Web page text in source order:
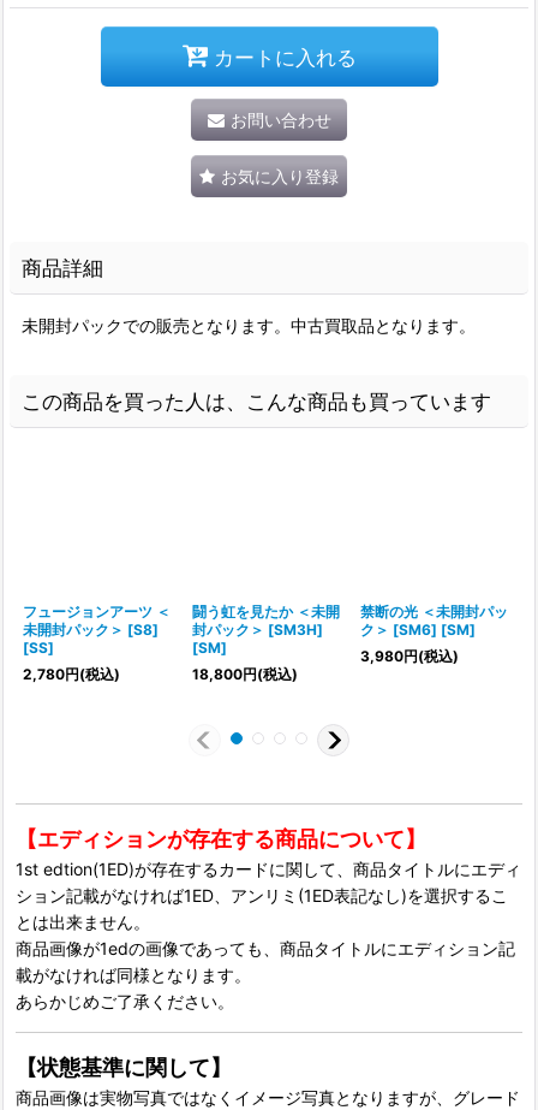
カートに入れる
お問い合わせ
お気に入り登録
商品詳細
未開封パックでの販売となります。中古買取品となります。
この商品を買った人は、こんな商品も買っています
フュージョンアーツ ＜
未開封パック＞ [S8]
[SS]
2,780円(税込)
闘う虹を見たか ＜未開
封パック＞ [SM3H]
[SM]
18,800円(税込)
禁断の光 ＜未開封パッ
ク＞ [SM6] [SM]
3,980円(税込)
【エディションが存在する商品について】
1st edtion(1ED)が存在するカードに関して、商品タイトルにエディ
ション記載がなければ1ED、アンリミ(1ED表記なし)を選択するこ
とは出来ません。
商品画像が1edの画像であっても、商品タイトルにエディション記
載がなければ同様となります。
あらかじめご了承ください。
【状態基準に関して】
商品画像は実物写真ではなくイメージ写真となりますが、グレード